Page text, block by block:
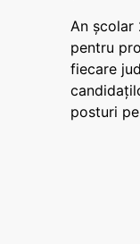
An școlar
pentru
fiecare
posturi